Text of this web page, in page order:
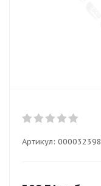
Артикул: 000032398